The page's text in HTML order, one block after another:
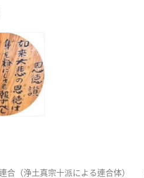
合（浄土真宗十派による連合体）